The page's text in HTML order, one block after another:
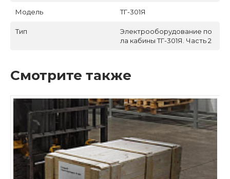
Модель ТГ-301Я
Тип
Электрооборудование по
ла кабины ТГ-301Я. Часть 2
Смотрите также